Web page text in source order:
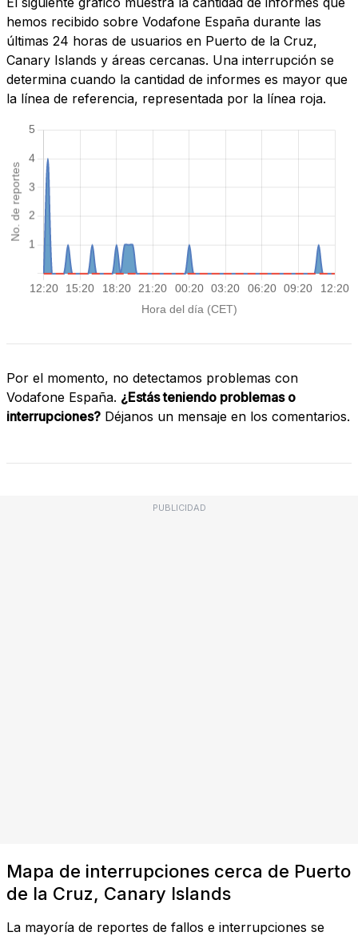
hemos recibido sobre Vodafone España durante las
últimas 24 horas de usuarios en Puerto de la Cruz,
Canary Islands y áreas cercanas. Una interrupción se
determina cuando la cantidad de informes es mayor que
la línea de referencia, representada por la línea roja.
Por el momento, no detectamos problemas con
Vodafone España. ¿Estás teniendo problemas o
interrupciones? Déjanos un mensaje en los comentarios.
PUBLICIDAD
Mapa de interrupciones cerca de Puerto
de la Cruz, Canary Islands
La mayoría de reportes de fallos e interrupciones se